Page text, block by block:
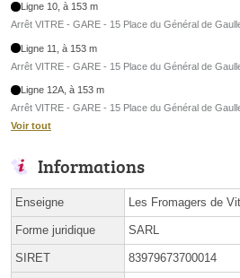
Ligne 10, à 153 m
Arrêt VITRE - GARE - 15 Place du Général de
Ligne 11, à 153 m
Arrêt VITRE - GARE - 15 Place du Général de
Ligne 12A, à 153 m
Arrêt VITRE - GARE - 15 Place du Général de
Voir tout
Informations
Enseigne Les Fromagers de
Forme juridique SARL
SIRET 83979673700014